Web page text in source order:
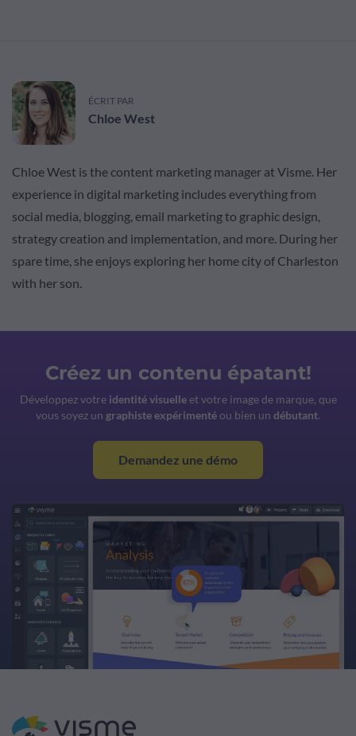
ÉCRIT PAR
Chloe West
Chloe West is the content marketing manager at Visme. Her
experience in digital marketing includes everything from
social media, blogging, email marketing to graphic design,
strategy creation and implementation, and more. During her
spare time, she enjoys exploring her home city of Charleston
with her son.
Créez un contenu épatant!
Développez votre identité visuelleet votre image de marque, que
vous soyez un graphiste expérimentéou bien un débutant.
Demandez une démo